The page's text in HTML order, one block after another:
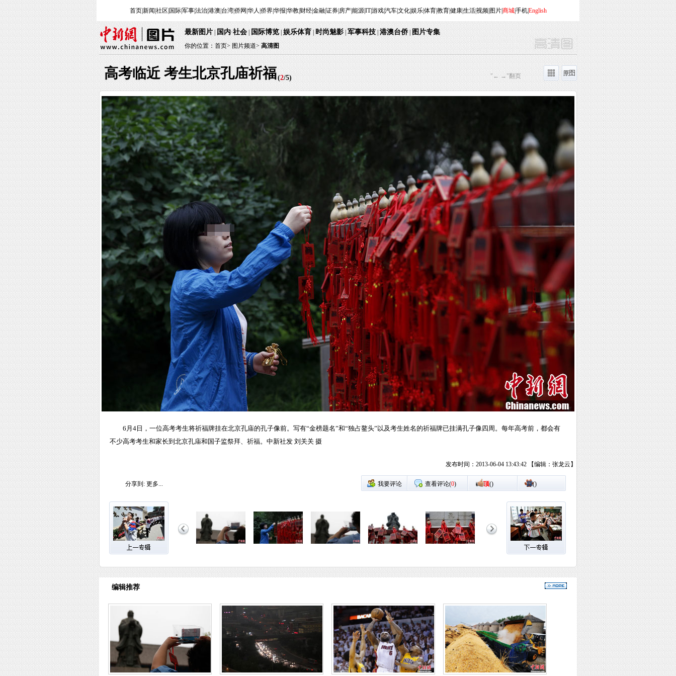
首页|新闻 社区 国际|军事|法治|港澳 台湾|侨网 华人 侨界|华报 华教| 财经|金融|证券| 房产|能源|IT|游戏|汽车|文化|娱乐|体育|教育|健康|生活|视频| 图片|商城|手机|English
最新图片|国内·社会|国际博览|娱乐体育|时尚魅影|军事科技|港澳台侨|图片专集
你的位置：首页>图片频道> 高清图
高考临近 考生北京孔庙祈福(2/5) "← →"翻页
6月4日，一位高考考生将祈福牌挂在北京孔庙的孔子像前。写有“金榜题名”和“独占鳌头”以及考生姓名的祈福牌已挂满孔子像四周。每年高考前，都会有
不少高考考生和家长到北京孔庙和国子监祭拜、祈福。中新社发 刘关关 摄
发布时间：2013-06-04 13:43:42 【编辑：张龙云】
分享到: 更多... 我要评论 查看评论(0) 顶() 踩()
编辑推荐